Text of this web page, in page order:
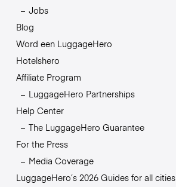
Jobs
Blog
Word een LuggageHero
Hotelshero
Affiliate Program
LuggageHero Partnerships
Help Center
The LuggageHero Guarantee
For the Press
Media Coverage
LuggageHero’s 2026 Guides for all cities